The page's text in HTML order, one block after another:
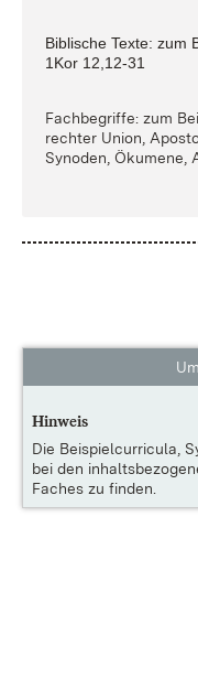
Bi­bli­sche Tex­te: zum
1Kor 12,12-31
Fach­be­grif­fe: zum
rech­ter Uni­on,
Syn­oden, Öku­me­ne,
Hinweis
Die Beispielcurricula,
bei den
Faches zu finden.